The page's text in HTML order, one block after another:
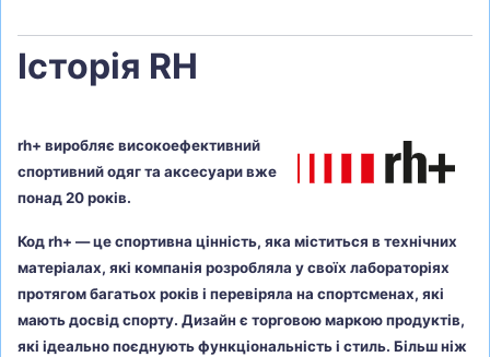
Історія RH
rh+ виробляє високоефективний
спортивний одяг та аксесуари вже
понад 20 років.
Код rh+ — це спортивна цінність, яка міститься в технічних
матеріалах, які компанія розробляла у своїх лабораторіях
протягом багатьох років і перевіряла на спортсменах, які
мають досвід спорту. Дизайн є торговою маркою продуктів,
які ідеально поєднують функціональність і стиль. Більш ніж